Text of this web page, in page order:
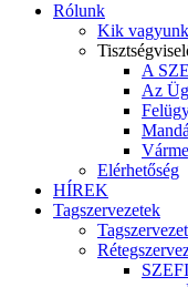
Rólunk
Kik
A
Az
Elérhetőség
HÍREK
Tagszervezetek